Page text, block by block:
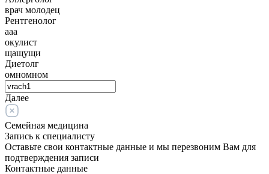
врач молодец
Рентгенолог
ааа
окулист
щащущи
Диетолг
омномном
Далее
Семейная медицина
Запись к специалисту
Оставьте свои контактные данные и мы перезвоним Вам для
подтверждения записи
Контактные данные